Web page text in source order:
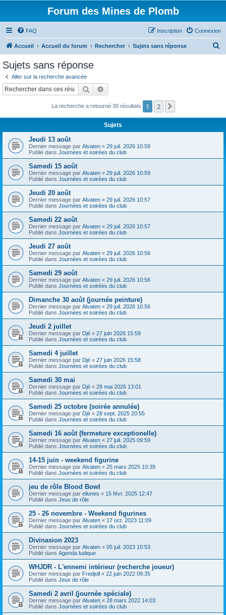
Forum des Mines de Plomb
FAQ Connexion
Inscription
Accueil Accueil du forum Rechercher Sujets sans réponse
c
Sujets sans réponse
Aller sur la recherche avancée
Rechercher
La recherche a retourné 30 résultats 1 2
Sujets
Jeudi 13 août
Dernier message par Alvaten « 29 juil. 2026 10:59
Publié dans Journées et soirées du club
Samedi 15 août
Dernier message par Alvaten « 29 juil. 2026 10:59
Publié dans Journées et soirées du club
Jeudi 20 août
Dernier message par Alvaten « 29 juil. 2026 10:57
Publié dans Journées et soirées du club
Samedi 22 août
Dernier message par Alvaten « 29 juil. 2026 10:57
Publié dans Journées et soirées du club
Jeudi 27 août
Dernier message par Alvaten « 29 juil. 2026 10:56
Publié dans Journées et soirées du club
Samedi 29 août
Dernier message par Alvaten « 29 juil. 2026 10:56
Publié dans Journées et soirées du club
Dimanche 30 août (journée peinture)
Dernier message par Alvaten « 29 juil. 2026 10:56
Publié dans Journées et soirées du club
Jeudi 2 juillet
Dernier message par Djé « 27 juin 2026 15:59
Publié dans Journées et soirées du club
Samedi 4 juillet
Dernier message par Djé « 27 juin 2026 15:58
Publié dans Journées et soirées du club
Samedi 30 mai
Dernier message par Djé « 28 mai 2026 13:01
Publié dans Journées et soirées du club
Samedi 25 octobre (soirée annulée)
Dernier message par Djé « 28 sept. 2025 20:55
Publié dans Journées et soirées du club
Samedi 16 août (fermeture exceptionelle)
Dernier message par Alvaten « 27 juil. 2025 09:59
Publié dans Journées et soirées du club
14-15 juin - weekend figurine
Dernier message par Alvaten « 25 mars 2025 10:39
Publié dans Journées et soirées du club
jeu de rôle Blood Bowl
Dernier message par ellunes « 15 févr. 2025 12:47
Publié dans Jeux de rôle
25 - 26 novembre - Weekend figurines
Dernier message par Alvaten « 17 oct. 2023 11:09
Publié dans Journées et soirées du club
Divinasion 2023
Dernier message par Alvaten « 05 juil. 2023 10:53
Publié dans Agenda ludique
WHJDR - L'ennemi intérieur (recherche joueur)
Dernier message par Fredjoll « 22 juin 2022 09:35
Publié dans Jeux de rôle
Samedi 2 avril (journée spéciale)
Dernier message par Alvaten « 28 mars 2022 14:03
Publié dans Journées et soirées du club